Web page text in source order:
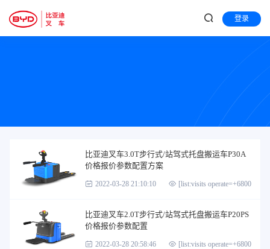
登录
比亚迪叉车3.0T步行式/站驾式托盘搬运车P30A
价格报价参数配置方案
2022-03-28 21:10:10 [list:visits operate=+6800]
比亚迪叉车2.0T步行式/站驾式托盘搬运车P20PS
价格报价参数配置
2022-03-28 20:58:46 [list:visits operate=+6800]